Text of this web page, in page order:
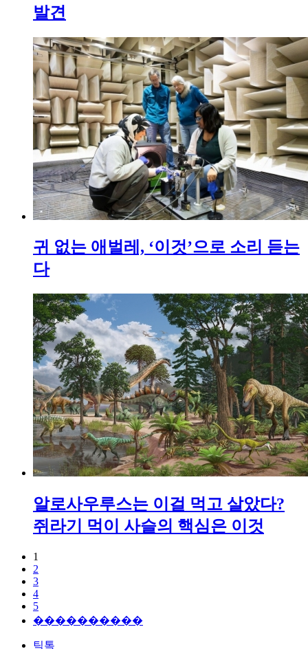
발견
귀 없는 애벌레, ‘이것’으로 소리 듣는
다
알로사우루스는 이걸 먹고 살았다?
쥐라기 먹이 사슬의 핵심은 이것
1
2
3
4
5
����������
틱톡